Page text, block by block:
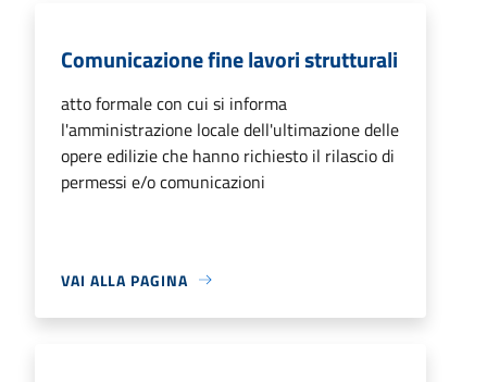
Comunicazione fine lavori strutturali
atto formale con cui si informa
l'amministrazione locale dell'ultimazione delle
opere edilizie che hanno richiesto il rilascio di
permessi e/o comunicazioni
VAI ALLA PAGINA